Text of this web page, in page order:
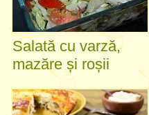
Salată cu varză,
mazăre și roșii